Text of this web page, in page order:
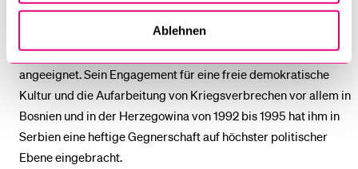
Ablehnen
einem vom albanischen Premierminister initiierten
Dialogprojekt in Tirana mit und hat sich zusätzliche
Kompetenzen im interkulturellen Verständigungsprozess
angeeignet. Sein Engagement für eine freie demokratische
Kultur und die Aufarbeitung von Kriegsverbrechen vor allem in
Bosnien und in der Herzegowina von 1992 bis 1995 hat ihm in
Serbien eine heftige Gegnerschaft auf höchster politischer
Ebene eingebracht.